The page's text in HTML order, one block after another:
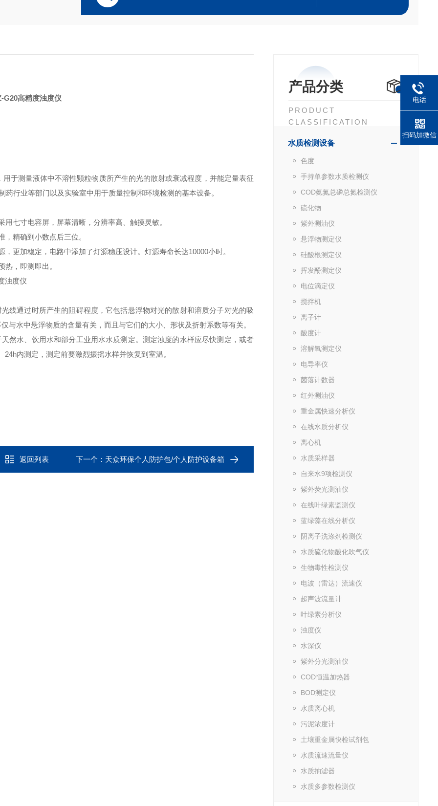
产品分类
PRODUCT
CLASSIFICATION
水质检测设备
色度
手持单参数水质检测仪
COD氨氮总磷总氮检测仪
硫化物
紫外测油仪
悬浮物测定仪
硅酸根测定仪
挥发酚测定仪
电位滴定仪
搅拌机
离子计
酸度计
溶解氧测定仪
电导率仪
菌落计数器
红外测油仪
重金属快速分析仪
在线水质分析仪
离心机
水质采样器
自来水9项检测仪
紫外荧光测油仪
在线叶绿素监测仪
蓝绿藻在线分析仪
阴离子洗涤剂检测仪
水质硫化物酸化吹气仪
生物毒性检测仪
电波（雷达）流速仪
超声波流量计
叶绿素分析仪
浊度仪
水深仪
紫外分光测油仪
COD恒温加热器
BOD测定仪
水质离心机
污泥浓度计
土壤重金属快检试剂包
水质流速流量仪
水质抽滤器
水质多参数检测仪
G20高精度浊度仪
于测量液体中不溶性颗粒物质所产生的光的散射或衰减程度，并能定量表征
行业等部门以及实验室中用于质量控制和环境检测的基本设备。
用七寸电容屏，屏幕清晰，分辨率高、触摸灵敏。
，精确到小数点后三位。
，更加稳定，电路中添加了灯源稳压设计。灯源寿命长达10000小时。
热，即测即出。
线通过时所产生的阻碍程度，它包括悬浮物对光的散射和溶质分子对光的吸
与水中悬浮物质的含量有关，而且与它们的大小、形状及折射系数等有关。
然水、饮用水和部分工业用水水质测定。测定浊度的水样应尽快测定，或者
内测定，测定前要激烈振摇水样并恢复到室温。
返回列表 下一个： 天众环保个人防护包/个人防护设备箱
电话
扫码加微信